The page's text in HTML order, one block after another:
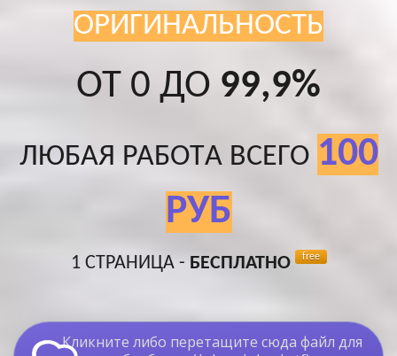
ОРИГИНАЛЬНОСТЬ
ОТ 0 ДО 99,9%
ЛЮБАЯ РАБОТA ВСЕГО 100
РУБ
1 СТРАНИЦА - БЕСПЛАТНО free
Кликните либо перетащите сюда файл для